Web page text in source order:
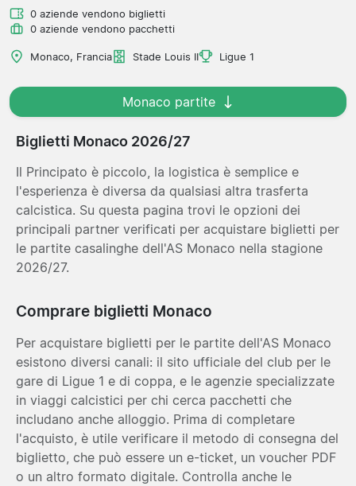
0 aziende vendono biglietti
0 aziende vendono pacchetti
Monaco, Francia Stade Louis II Ligue 1
Monaco partite
Biglietti Monaco 2026/27
Il Principato è piccolo, la logistica è semplice e
l'esperienza è diversa da qualsiasi altra trasferta
calcistica. Su questa pagina trovi le opzioni dei
principali partner verificati per acquistare biglietti per
le partite casalinghe dell'AS Monaco nella stagione
2026/27.
Comprare biglietti Monaco
Per acquistare biglietti per le partite dell'AS Monaco
esistono diversi canali: il sito ufficiale del club per le
gare di Ligue 1 e di coppa, e le agenzie specializzate
in viaggi calcistici per chi cerca pacchetti che
includano anche alloggio. Prima di completare
l'acquisto, è utile verificare il metodo di consegna del
biglietto, che può essere un e-ticket, un voucher PDF
o un altro formato digitale. Controlla anche le